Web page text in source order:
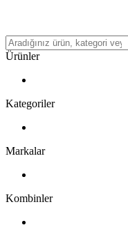
Ürünler
Kategoriler
Markalar
Kombinler